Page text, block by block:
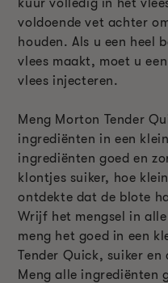
kuur volledig in het
voldoende vet achter
houden. Als u een heel
vlees maakt, moet u
vlees injecteren.
Meng Morton Tender
ingrediënten in een
ingrediënten goed en
klontjes suiker, hoe
ontdekte dat de blote
Wrijf het mengsel in
meng het goed in een
Tender Quick, suiker
Meng alle ingrediënten